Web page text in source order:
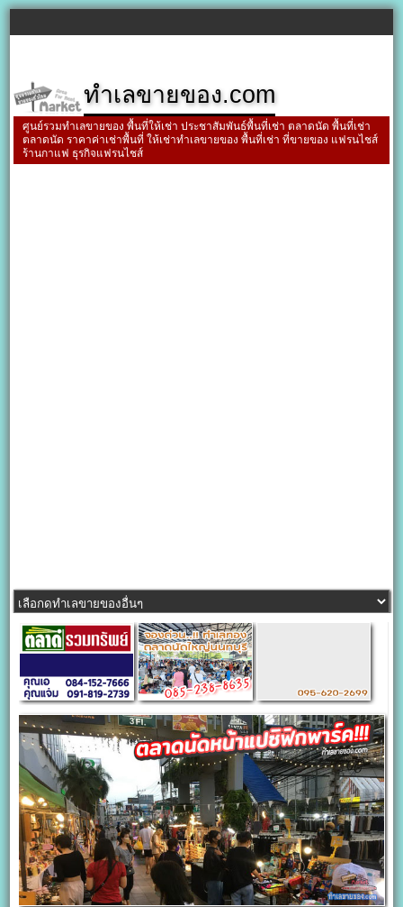
ทำเลขายของ.com
ศูนย์รวมทำเลขายของ พื้นที่ให้เช่า ประชาสัมพันธ์พื้นที่เช่า ตลาดนัด พื้นที่เช่า
ตลาดนัด ราคาค่าเช่าพื้นที่ ให้เช่าทำเลขายของ พื้นที่เช่า ที่ขายของ แฟรนไชส์
ร้านกาแฟ ธุรกิจแฟรนไชส์